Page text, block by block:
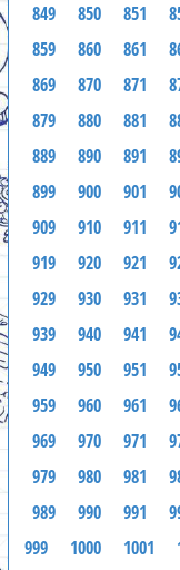
849
850 851
859
860 861
869
870 871
879
880 881
889
890 891
899
900 901
909
910 911
919
920 921
929
930 931
939
940 941
949
950 951
959
960 961
969
970 971
979
980 981
989
990 991
999
1000 1001